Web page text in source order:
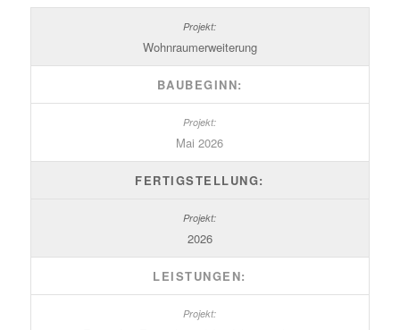
Wohnraumerweiterung
BAUBEGINN:
Mai 2026
FERTIGSTELLUNG:
2026
LEISTUNGEN: